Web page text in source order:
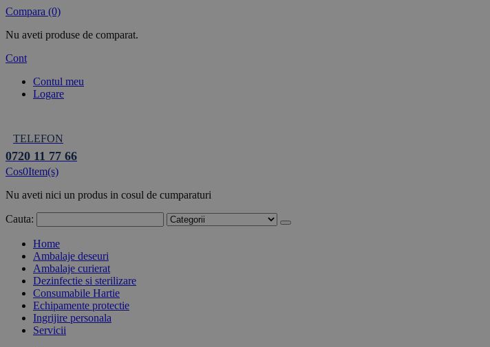
Compara (0)
Nu aveti produse de comparat.
Cont
Contul meu
Logare
TELEFON
0720 11 77 66
Cos0Item(s)
Nu aveti nici un produs in cosul de cumparaturi
Cauta:
Home
Ambalaje deseuri
Ambalaje curierat
Dezinfectie si sterilizare
Consumabile Hartie
Echipamente protectie
Ingrijire personala
Servicii